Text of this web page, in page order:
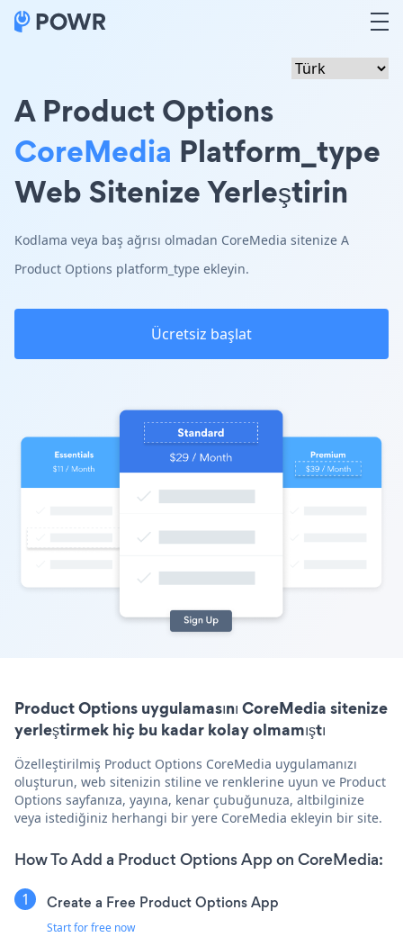
A Product Options
CoreMedia Platform_type
Web Sitenize Yerleştirin
Kodlama veya baş ağrısı olmadan CoreMedia sitenize A
Product Options platform_type ekleyin.
Ücretsiz başlat
Product Options uygulamasını CoreMedia sitenize
yerleştirmek hiç bu kadar kolay olmamıştı
Özelleştirilmiş Product Options CoreMedia uygulamanızı
oluşturun, web sitenizin stiline ve renklerine uyun ve Product
Options sayfanıza, yayına, kenar çubuğunuza, altbilginize
veya istediğiniz herhangi bir yere CoreMedia ekleyin bir site.
How To Add a Product Options App on CoreMedia:
Create a Free Product Options App
Start for free now